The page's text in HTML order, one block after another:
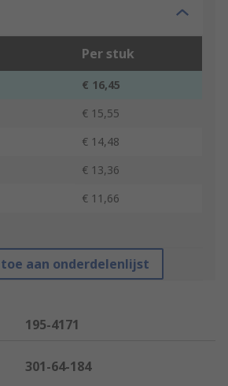
Per stuk
€ 16,45
€ 15,55
€ 14,48
€ 13,36
€ 11,66
toe aan onderdelenlijst
195-4171
301-64-184